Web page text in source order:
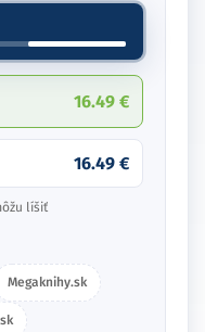
16.49 €
16.49 €
líšiť
Megaknihy.sk